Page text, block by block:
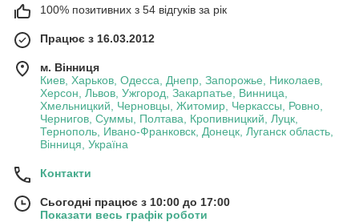
100% позитивних з 54 відгуків за рік
Працює з 16.03.2012
м. Вінниця
Киев, Харьков, Одесса, Днепр, Запорожье, Николаев,
Херсон, Львов, Ужгород, Закарпатье, Винница,
Хмельницкий, Черновцы, Житомир, Черкассы, Ровно,
Чернигов, Суммы, Полтава, Кропивницкий, Луцк,
Тернополь, Ивано-Франковск, Донецк, Луганск область,
Вінниця, Україна
Контакти
Сьогодні працює з 10:00 до 17:00
Показати весь графік роботи